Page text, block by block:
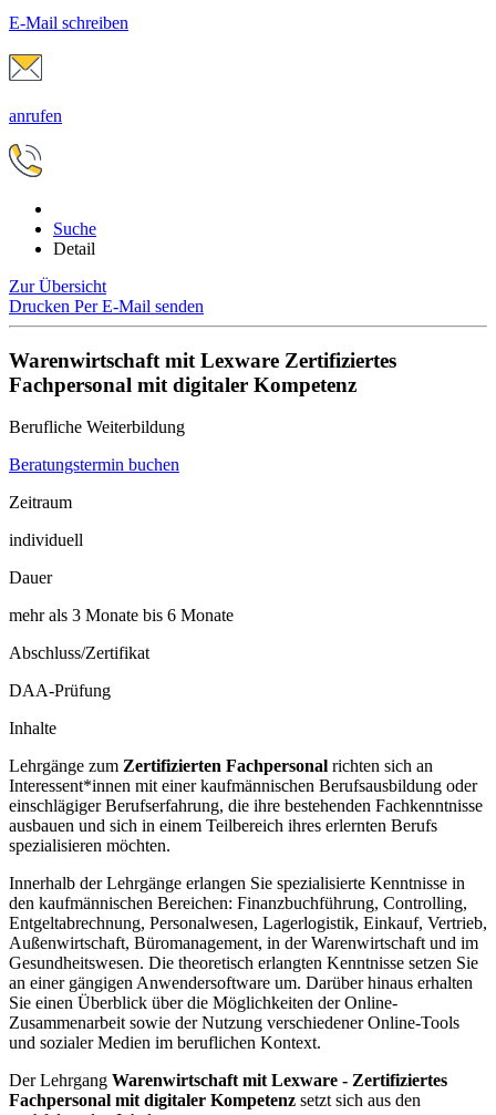
E-Mail schreiben
anrufen
Suche
Detail
Zur Übersicht
Drucken Per E-Mail senden
Warenwirtschaft mit Lexware Zertifiziertes
Fachpersonal mit digitaler Kompetenz
Berufliche Weiterbildung
Beratungstermin buchen
Zeitraum
individuell
Dauer
mehr als 3 Monate bis 6 Monate
Abschluss/Zertifikat
DAA-Prüfung
Inhalte
Lehrgänge zum Zertifizierten Fachpersonal richten sich an
Interessent*innen mit einer kaufmännischen Berufsausbildung oder
einschlägiger Berufserfahrung, die ihre bestehenden Fachkenntnisse
ausbauen und sich in einem Teilbereich ihres erlernten Berufs
spezialisieren möchten.
Innerhalb der Lehrgänge erlangen Sie spezialisierte Kenntnisse in
den kaufmännischen Bereichen: Finanzbuchführung, Controlling,
Entgeltabrechnung, Personalwesen, Lagerlogistik, Einkauf, Vertrieb,
Außenwirtschaft, Büromanagement, in der Warenwirtschaft und im
Gesundheitswesen. Die theoretisch erlangten Kenntnisse setzen Sie
an einer gängigen Anwendersoftware um. Darüber hinaus erhalten
Sie einen Überblick über die Möglichkeiten der Online-
Zusammenarbeit sowie der Nutzung verschiedener Online-Tools
und sozialer Medien im beruflichen Kontext.
Der Lehrgang Warenwirtschaft mit Lexware - Zertifiziertes
Fachpersonal mit digitaler Kompetenz setzt sich aus den